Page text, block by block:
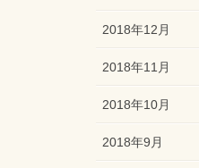
2018年12月
2018年11月
2018年10月
2018年9月